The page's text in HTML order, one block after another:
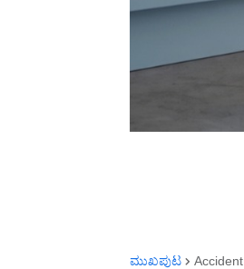
ಮುಖಪುಟ Accident